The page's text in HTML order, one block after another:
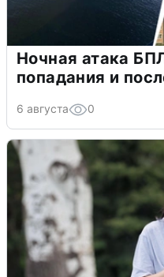
Ночная атака
попадания и
6 августа 0